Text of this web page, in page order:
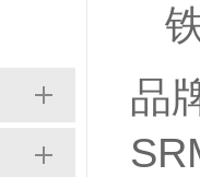
品